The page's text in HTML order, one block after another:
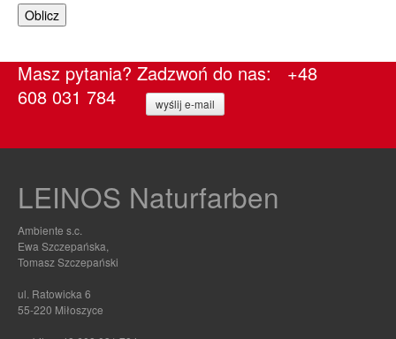
Oblicz
Masz pytania? Zadzwoń do nas: +48
608 031 784
wyślij e-mail
LEINOS Naturfarben
Ambiente s.c.
Ewa Szczepańska,
Tomasz Szczepański
ul. Ratowicka 6
55-220 Miłoszyce